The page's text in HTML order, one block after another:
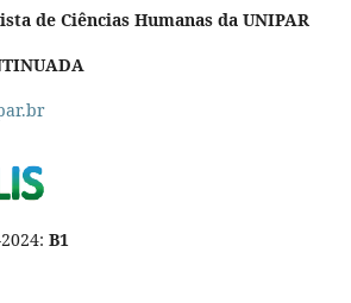
de Ciências Humanas da UNIPAR
B1